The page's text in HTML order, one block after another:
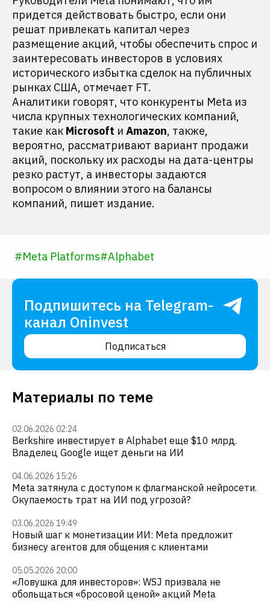
придется действовать быстро, если они
решат привлекать капитал через
размещение акций, чтобы обеспечить спрос и
заинтересовать инвесторов в условиях
исторического избытка сделок на публичных
рынках США, отмечает FT.
Аналитики говорят, что конкуренты Meta из
числа крупных технологических компаний,
такие как Microsoft и Amazon, также,
вероятно, рассматривают вариант продажи
акций, поскольку их расходы на дата-центры
резко растут, а инвесторы задаются
вопросом о влиянии этого на балансы
компаний, пишет издание.
#Meta Platforms#Alphabet
Подпишитесь на Telegram-
канал Oninvest
Подписаться
Материалы по теме
02.06.2026 02:24
Berkshire инвестирует в Alphabet еще $10 млрд.
Владелец Google ищет деньги на ИИ
04.06.2026 15:26
Meta затянула с доступом к флагманской нейросети.
Окупаемость трат на ИИ под угрозой?
03.06.2026 19:49
Новый шаг к монетизации ИИ: Meta предложит
бизнесу агентов для общения с клиентами
05.05.2026 20:00
«Ловушка для инвесторов»: WSJ призвала не
обольщаться «бросовой ценой» акций Meta